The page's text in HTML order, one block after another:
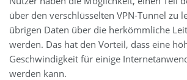
über den verschlüsselten VPN-Tunnel zu
übrigen Daten über die herkömmliche
werden. Das hat den Vorteil, dass eine
Geschwindigkeit für einige
werden kann.